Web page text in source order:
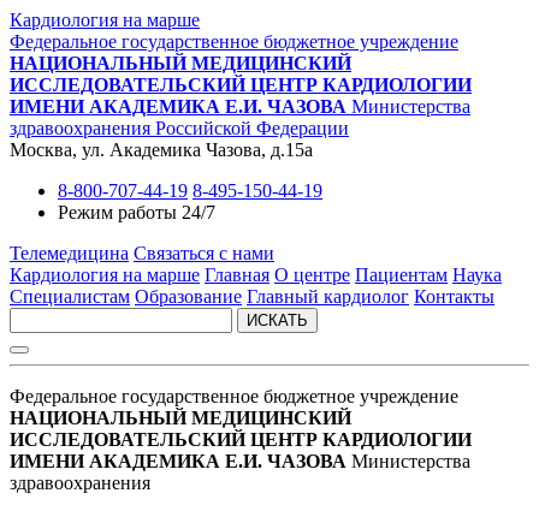
Кардиология на марше
Федеральное государственное бюджетное учреждение
НАЦИОНАЛЬНЫЙ МЕДИЦИНСКИЙ
ИССЛЕДОВАТЕЛЬСКИЙ ЦЕНТР КАРДИОЛОГИИ
ИМЕНИ АКАДЕМИКА Е.И. ЧАЗОВА Министерства
здравоохранения Российской Федерации
Москва, ул. Академика Чазова, д.15а
8-800-707-44-19 8-495-150-44-19
Режим работы 24/7
Телемедицина Связаться с нами
Кардиология на марше Главная О центре Пациентам Наука
Специалистам Образование Главный кардиолог Контакты
ИСКАТЬ
Федеральное государственное бюджетное учреждение
НАЦИОНАЛЬНЫЙ МЕДИЦИНСКИЙ
ИССЛЕДОВАТЕЛЬСКИЙ ЦЕНТР КАРДИОЛОГИИ
ИМЕНИ АКАДЕМИКА Е.И. ЧАЗОВА Министерства
здравоохранения